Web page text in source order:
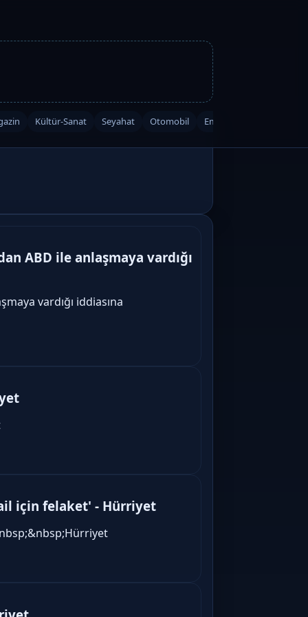
Kültür-Sanat Seyahat Otomobil Emlak
ABD ile anlaşmaya vardığı
vardığı iddiasına
için felaket' - Hürriyet